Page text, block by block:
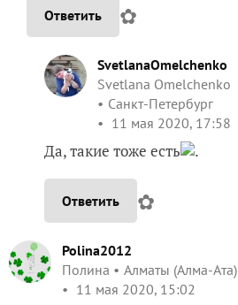
Ответить ✿
SvetlanaOmelchenko
Svetlana Omelchenko
Санкт-Петербург
11 мая 2020, 17:58
Да, такие тоже есть .
Ответить ✿
Polina2012
Полина
Алматы (Алма-Ата)
11 мая 2020, 15:02